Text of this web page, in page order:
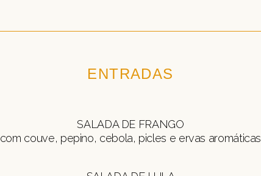
ENTRADAS
SALADA DE FRANGO
com couve, pepino, cebola, picles e ervas aromáticas